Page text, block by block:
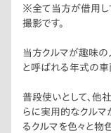
※全て当方が借用し
撮影です。
当方クルマが趣味の
と呼ばれる年式の車
普段使いとして、他
らに実用的なクルマ
るクルマを色々と物